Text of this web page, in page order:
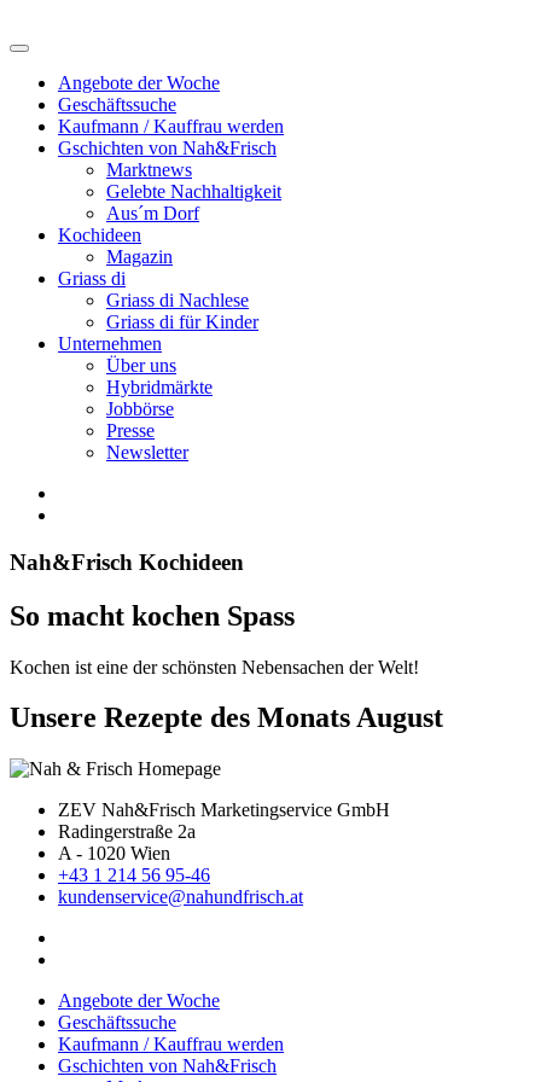
Angebote der Woche
Geschäftssuche
Kaufmann / Kauffrau werden
Gschichten von Nah&Frisch
Marktnews
Gelebte Nachhaltigkeit
Aus´m Dorf
Kochideen
Magazin
Griass di
Griass di Nachlese
Griass di für Kinder
Unternehmen
Über uns
Hybridmärkte
Jobbörse
Presse
Newsletter
Nah&Frisch Kochideen
So macht kochen Spass
Kochen ist eine der schönsten Nebensachen der Welt!
Unsere Rezepte des Monats August
ZEV Nah&Frisch Marketingservice GmbH
Radingerstraße 2a
A - 1020 Wien
+43 1 214 56 95-46
kundenservice@nahundfrisch.at
Angebote der Woche
Geschäftssuche
Kaufmann / Kauffrau werden
Gschichten von Nah&Frisch